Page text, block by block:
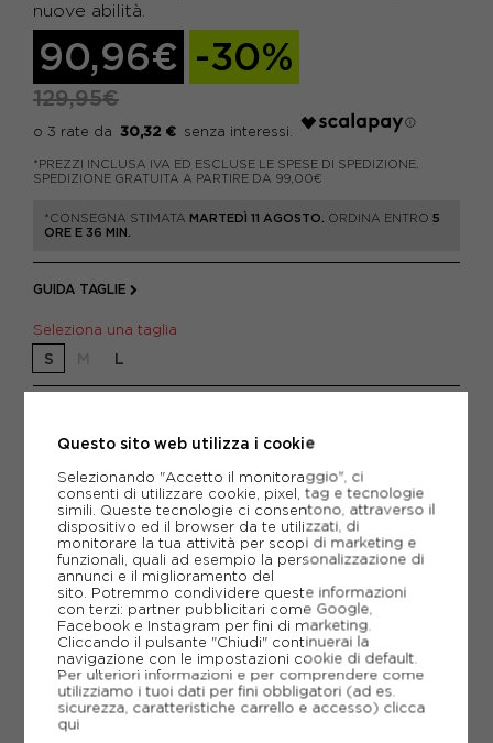
nuove abilità.
90,96€ -30%
129,95€
30,32 €
*PREZZI INCLUSA IVA ED ESCLUSE LE SPESE DI SPEDIZIONE.
SPEDIZIONE GRATUITA A PARTIRE DA 99,00€
*CONSEGNA STIMATA MARTEDÌ 11 AGOSTO. ORDINA ENTRO 5
ORE E 36 MIN.
GUIDA TAGLIE
Seleziona una taglia
S L
AGGIUNGI AL CARRELLO
AGGIUNGI ALLA LISTA DEI DESIDERI
POTREBBERO INTERESSARTI ANCHE
CASCHI MTB OAKLEY
CASCHI MTB
ARTICOLI SPORTIVI OAKLEY
METODI DI PAGAMENTO
Questo sito web utilizza i cookie
Selezionando "Accetto il monitoraggio", ci
consenti di utilizzare cookie, pixel, tag e tecnologie
simili. Queste tecnologie ci consentono, attraverso il
dispositivo ed il browser da te utilizzati, di
monitorare la tua attività per scopi di marketing e
funzionali, quali ad esempio la personalizzazione di
annunci e il miglioramento del
sito. Potremmo condividere queste informazioni
con terzi: partner pubblicitari come Google,
Facebook e Instagram per fini di marketing.
Cliccando il pulsante "Chiudi" continuerai la
navigazione con le impostazioni cookie di default.
Per ulteriori informazioni e per comprendere come
utilizziamo i tuoi dati per fini obbligatori (ad es.
sicurezza, caratteristiche carrello e accesso) clicca
qui